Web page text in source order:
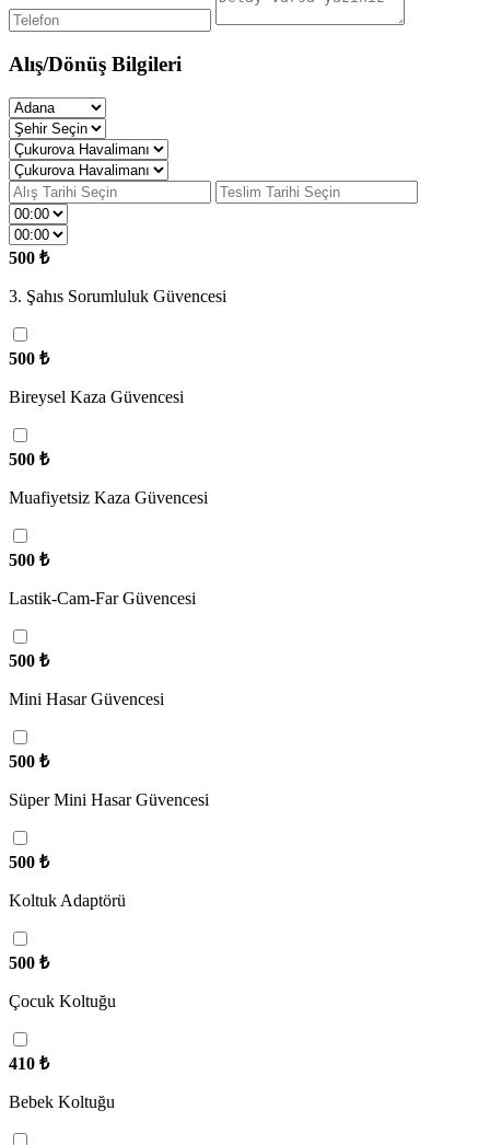
Alış/Dönüş Bilgileri
500 ₺
3. Şahıs Sorumluluk Güvencesi
500 ₺
Bireysel Kaza Güvencesi
500 ₺
Muafiyetsiz Kaza Güvencesi
500 ₺
Lastik-Cam-Far Güvencesi
500 ₺
Mini Hasar Güvencesi
500 ₺
Süper Mini Hasar Güvencesi
500 ₺
Koltuk Adaptörü
500 ₺
Çocuk Koltuğu
410 ₺
Bebek Koltuğu